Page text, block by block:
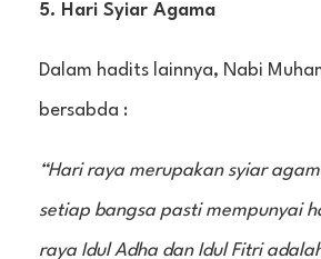
5. Hari Syiar Agama
Dalam hadits lainnya, Nabi
bersabda :
“Hari raya merupakan syiar
setiap bangsa pasti mempunyai
raya Idul Adha dan Idul Fitri